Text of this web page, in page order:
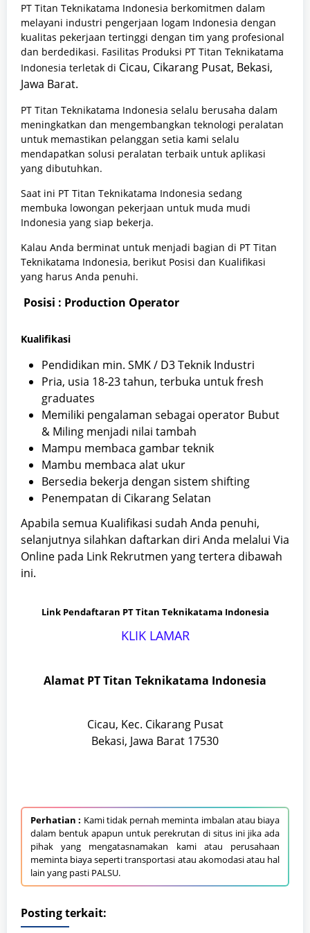
PT Titan Teknikatama Indonesia berkomitmen dalam
melayani industri pengerjaan logam Indonesia dengan
kualitas pekerjaan tertinggi dengan tim yang profesional
dan berdedikasi. Fasilitas Produksi PT Titan Teknikatama
Indonesia terletak di Cicau, Cikarang Pusat, Bekasi,
Jawa Barat.
PT Titan Teknikatama Indonesia selalu berusaha dalam
meningkatkan dan mengembangkan teknologi peralatan
untuk memastikan pelanggan setia kami selalu
mendapatkan solusi peralatan terbaik untuk aplikasi
yang dibutuhkan.
Saat ini PT Titan Teknikatama Indonesia sedang
membuka lowongan pekerjaan untuk muda mudi
Indonesia yang siap bekerja.
Kalau Anda berminat untuk menjadi bagian di PT Titan
Teknikatama Indonesia, berikut Posisi dan Kualifikasi
yang harus Anda penuhi.
Posisi : Production Operator
a
Kualifikasi
Pendidikan min. SMK / D3 Teknik Industri
Pria, usia 18-23 tahun, terbuka untuk fresh
graduates
Memiliki pengalaman sebagai operator Bubut
& Miling menjadi nilai tambah
Mampu membaca gambar teknik
Mambu membaca alat ukur
Bersedia bekerja dengan sistem shifting
Penempatan di Cikarang Selatan
Apabila semua Kualifikasi sudah Anda penuhi,
selanjutnya silahkan daftarkan diri Anda melalui Via
Online pada Link Rekrutmen yang tertera dibawah
ini.
Link Pendaftaran PT Titan Teknikatama Indonesia
KLIK LAMAR
Alamat PT Titan Teknikatama Indonesia
Cicau, Kec. Cikarang Pusat
Bekasi, Jawa Barat 17530
Perhatian : Kami tidak pernah meminta imbalan atau biaya
dalam bentuk apapun untuk perekrutan di situs ini jika ada
pihak yang mengatasnamakan kami atau perusahaan
meminta biaya seperti transportasi atau akomodasi atau hal
lain yang pasti PALSU.
Posting terkait: